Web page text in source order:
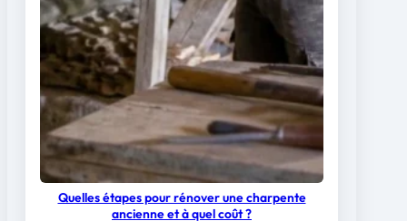
Quelles étapes pour rénover une charpente
ancienne et à quel coût ?